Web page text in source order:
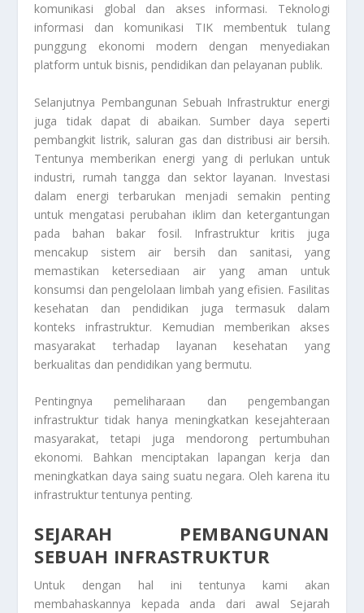
komunikasi global dan akses informasi. Teknologi
informasi dan komunikasi TIK membentuk tulang
punggung ekonomi modern dengan menyediakan
platform untuk bisnis, pendidikan dan pelayanan publik.
Selanjutnya Pembangunan Sebuah Infrastruktur energi
juga tidak dapat di abaikan. Sumber daya seperti
pembangkit listrik, saluran gas dan distribusi air bersih.
Tentunya memberikan energi yang di perlukan untuk
industri, rumah tangga dan sektor layanan. Investasi
dalam energi terbarukan menjadi semakin penting
untuk mengatasi perubahan iklim dan ketergantungan
pada bahan bakar fosil. Infrastruktur kritis juga
mencakup sistem air bersih dan sanitasi, yang
memastikan ketersediaan air yang aman untuk
konsumsi dan pengelolaan limbah yang efisien. Fasilitas
kesehatan dan pendidikan juga termasuk dalam
konteks infrastruktur. Kemudian memberikan akses
masyarakat terhadap layanan kesehatan yang
berkualitas dan pendidikan yang bermutu.
Pentingnya pemeliharaan dan pengembangan
infrastruktur tidak hanya meningkatkan kesejahteraan
masyarakat, tetapi juga mendorong pertumbuhan
ekonomi. Bahkan menciptakan lapangan kerja dan
meningkatkan daya saing suatu negara. Oleh karena itu
infrastruktur tentunya penting.
SEJARAH PEMBANGUNAN
SEBUAH INFRASTRUKTUR
Untuk dengan hal ini tentunya kami akan
membahaskannya kepada anda dari awal Sejarah